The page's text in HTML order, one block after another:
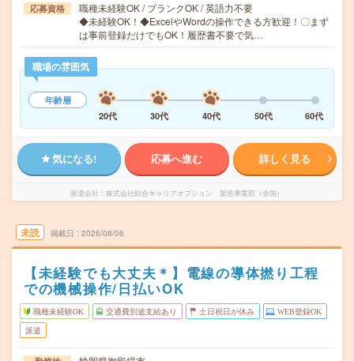
応募資格
職種未経験OK / ブランクOK / 英語力不要
◆未経験OK！◆ExcelやWordの操作できる方歓迎！〇まず
は事前登録だけでもOK！履歴書不要で気…
職場の雰囲気
年齢層
20代
30代 40代 50代 60代
気になる! 応募へ進む 詳しく見る
派遣会社 株式会社綜合キャリアオプション 製造事業部（全国）
未読 掲載日 2026/08/06
【未経験でも大丈夫＊】電線の導体撚り工程
での機械操作/日払いOK
職種未経験OK 交通費別途支給あり 土日祝日が休み WEB登録OK
派遣